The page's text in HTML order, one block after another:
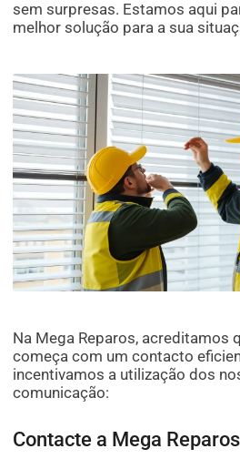
sem surpresas. Estamos aqui
melhor solução para a sua
Na Mega Reparos, acreditamos
começa com um contacto
incentivamos a utilização dos
comunicação:
Contacte a Mega Reparos